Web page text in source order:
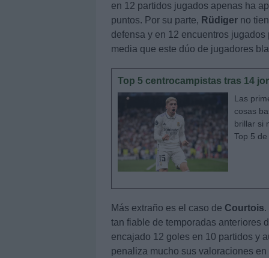
en 12 partidos jugados apenas ha
puntos. Por su parte, Rüdiger no
defensa y en 12 encuentros
media que este dúo de jugadores
Top 5 centrocampistas tras 14
Las
cosas
brillar si
Top 5
Más extraño es el caso de Courtois.
tan fiable de temporadas anteriores
encajado 12 goles en 10 partidos y
penaliza mucho sus valoraciones